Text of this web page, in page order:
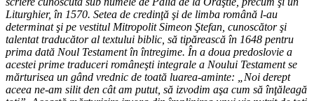
Liturghier, în 1570. Setea de credinţă şi de limba română l-au
determinat şi pe vestitul Mitropolit Simeon Ştefan, cunoscător şi
talentat traducător al textului biblic, să tipărească în 1648 pentru
prima dată Noul Testament în întregime. În a doua predoslovie a
acestei prime traduceri româneşti integrale a Noului Testament se
mărturisea un gând vrednic de toată luarea-aminte: „Noi derept
aceea ne-am silit den cât am putut, să izvodim aşa cum să înţăleagă